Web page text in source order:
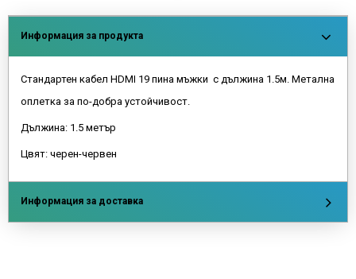
Информация за продукта
Стандартен кабел HDMI 19 пина мъжки с дължина 1.5м. Метална
оплетка за по-добра устойчивост.
Дължина: 1.5 метър
Цвят: черен-червен
Информация за доставка